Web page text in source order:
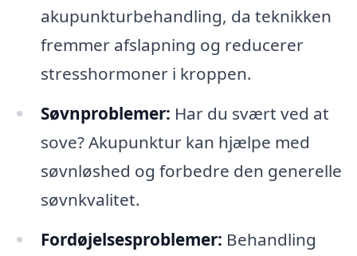
akupunkturbehandling, da teknikken
fremmer afslapning og reducerer
stresshormoner i kroppen.
Søvnproblemer: Har du svært ved at
sove? Akupunktur kan hjælpe med
søvnløshed og forbedre den generelle
søvnkvalitet.
Fordøjelsesproblemer: Behandling